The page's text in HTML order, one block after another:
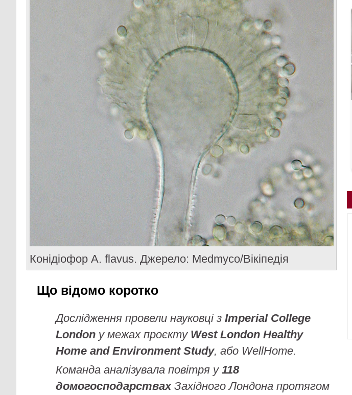
Конідіофор A. flavus. Джерело: Medmyco/Вікіпедія
Що відомо коротко
Дослідження провели науковці зImperial College
London у межах проєкту West London Healthy
Home and Environment Study, або WellHome.
Команда аналізувала повітря у118
домогосподарствахЗахідного Лондона протягом